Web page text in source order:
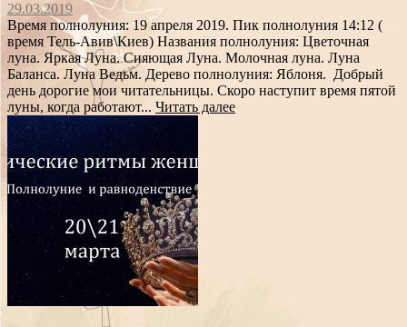
29.03.2019
Время полнолуния: 19 апреля 2019. Пик полнолуния 14:12 (
время Тель-Авив\Киев) Названия полнолуния: Цветочная
луна. Яркая Луна. Сияющая Луна. Молочная луна. Луна
Баланса. Луна Ведьм. Дерево полнолуния: Яблоня. Добрый
день дорогие мои читательницы. Скоро наступит время пятой
луны, когда работают... Читать далее